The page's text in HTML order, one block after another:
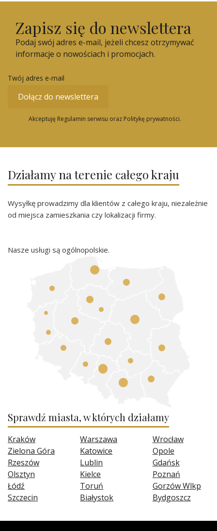
Zapisz się do newslettera
Podaj swój adres e-mail, jeżeli chcesz otrzymywać
informacje o nowościach i promocjach.
Twój adres e-mail
Dołącz do newslettera
Akceptuję Regulamin serwisu oraz Politykę prywatności.
Działamy na terenie całego kraju
Wysyłkę prowadzimy dla klientów z całego kraju, niezależnie
od miejsca zamieszkania czy lokalizacji firmy.
Nasze usługi są ogólnopolskie.
Sprawdź miasta, w których działamy
Kraków
Zielona Góra
Rzeszów
Olsztyn
Łódź
Szczecin
Warszawa
Katowice
Lublin
Kielce
Toruń
Białystok
Wrocław
Opole
Gdańsk
Poznań
Gorzów Wlkp
Bydgoszcz